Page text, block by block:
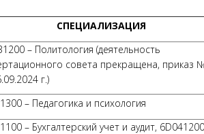
СПЕЦИАЛИЗАЦИЯ
– Политология (деятельность
совета прекращена, приказ
г.)
– Педагогика и психология
– Бухгалтерский учет и аудит,